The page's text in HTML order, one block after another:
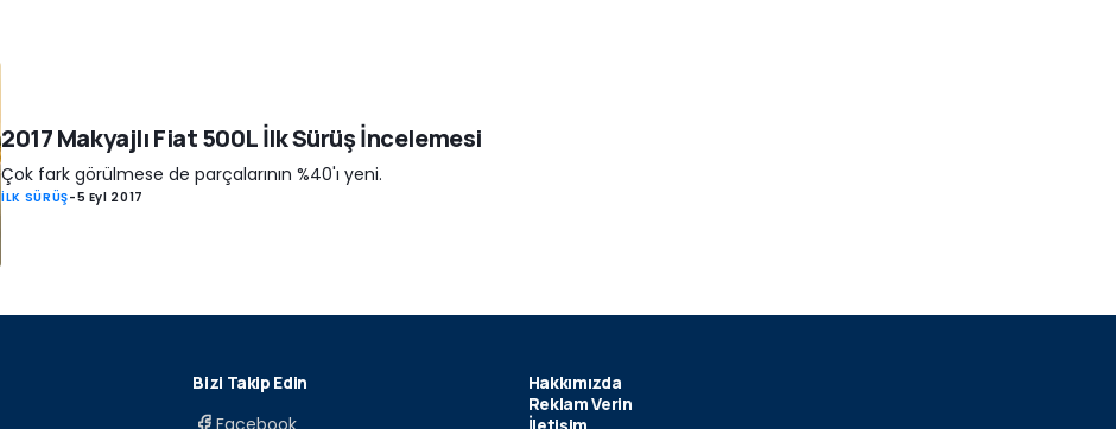
2017 Makyajlı Fiat 500L İlk Sürüş İncelemesi
Çok fark görülmese de parçalarının %40'ı yeni.
İLK SÜRÜŞ-5 Eyl 2017
Bizi Takip Edin
Hakkımızda
Reklam Verin